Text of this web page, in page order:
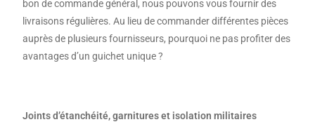
bon de commande général, nous pouvons vous fournir des
livraisons régulières. Au lieu de commander différentes pièces
auprès de plusieurs fournisseurs, pourquoi ne pas profiter des
avantages d’un guichet unique ?
Joints d’étanchéité, garnitures et isolation militaires